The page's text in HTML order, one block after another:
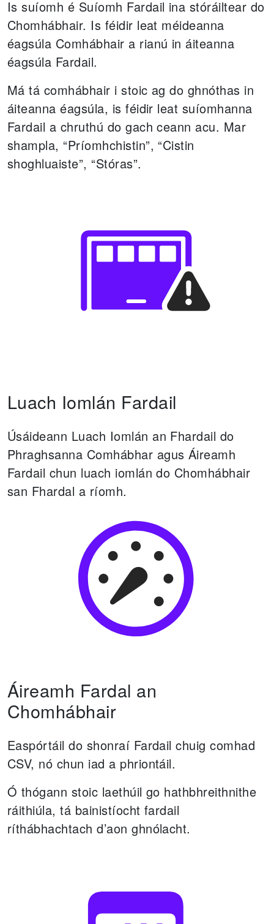
Is suíomh é Suíomh Fardail ina stóráiltear do
Chomhábhair. Is féidir leat méideanna
éagsúla Comhábhair a rianú in áiteanna
éagsúla Fardail.
Má tá comhábhair i stoic ag do ghnóthas in
áiteanna éagsúla, is féidir leat suíomhanna
Fardail a chruthú do gach ceann acu. Mar
shampla, “Príomhchistin”, “Cistin
shoghluaiste”, “Stóras”.
Luach Iomlán Fardail
Úsáideann Luach Iomlán an Fhardail do
Phraghsanna Comhábhar agus Áireamh
Fardail chun luach iomlán do Chomhábhair
san Fhardal a ríomh.
Áireamh Fardal an
Chomhábhair
Easpórtáil do shonraí Fardail chuig comhad
CSV, nó chun iad a phriontáil.
Ó thógann stoic laethúil go hathbhreithnithe
ráithiúla, tá bainistíocht fardail
ríthábhachtach d’aon ghnólacht.